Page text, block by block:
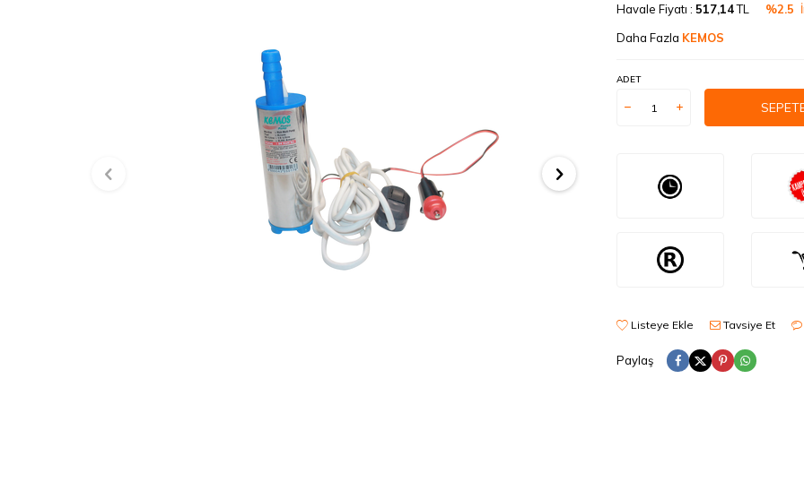
Havale Fiyatı : 517,14TL %2.5
Daha Fazla KEMOS
ADET
Listeye Ekle Tavsiye Et
Paylaş